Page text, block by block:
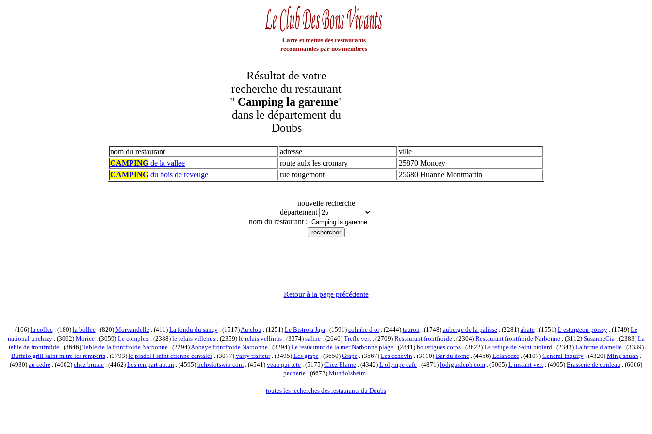
Carte et menus des restaurants
recommandés par nos membres
Résultat de votre
recherche du restaurant
" Camping la garenne"
dans le département du
Doubs
nom du restaurant adresse
ville
CAMPING de la vallee route aulx les cromary
25870 Moncey
CAMPING du bois de reveuge rue rougemont 25680 Huanne Montmartin
nouvelle recherche
département
nom du restaurant :
Retour à la page précédente
(166) la collee. (180) la bollee. (820) Morvandelle. (411) La fondu du sancy. (1517)Au clou. (1251) Le Bistro a Jaja. (1591) colmbe d or. (2444) tauron. (1748) auberge de la palisse. (2281) abate. (1551) L esturgeon poissy. (1749) Le
national unchizy. (3002) Morice. (3059) Le complex. (2388) le relais villenus. (2359) le relais vellinus. (3374) saline. (2646) Trefle vert. (2709) Restaurant frontfroide. (2304) Restaurant frontfroide Narbonne. (3112) SusanneCia. (2383) La
table de frontfroide. (3646) Table de la frontfroide Narbonne. (2294)Abbaye frontfroide Narbonne. (3294) Le restaurant de la mer Narbonne plage. (2841) boustigues corps. (3622) Le refuge de Saint brolard. (2343) La ferme d amelie. (3339)
Buffalo grill saint mitre les remparts. (3793) le pradel l saint etienne cantales. (3077) vasty traiteur. (3495) Les grape. (3650) Grape. (3567) Les echevin. (3110) Bar du dome. (4456) Lelanceze. (4107) General Inquiry. (4320) Ming shuan.
(4930) au cedre . (4602) chez brume . (4462) Les rempart autun . (4595) helpslotswin com . (4541) veau qui tete . (5175) Chez Elaine . (4342) L olympe cafe . (4871) lodiguideph com . (5065) L instant vert . (4905) Brasserie de conleau . (6666)
pecherie . (6672) Mundolsheim .
toutes les recherches des restaurants du Doubs